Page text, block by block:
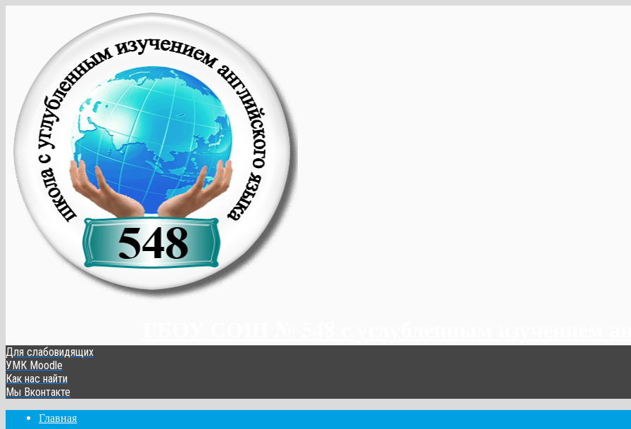
Для слабовидящих
УМК Moodle
Как нас найти
Мы Вконтакте
Главная